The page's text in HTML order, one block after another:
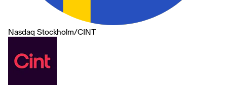
Nasdaq Stockholm/CINT